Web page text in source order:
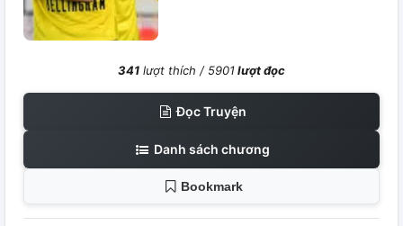
341 lượt thích /5901lượt đọc
Đọc Truyện
Danh sách chương
Bookmark